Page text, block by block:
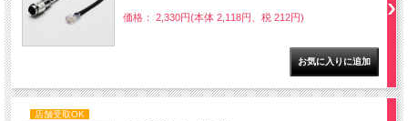
価格： 2,330円(本体 2,118円、税 212円)
店舗受取OK